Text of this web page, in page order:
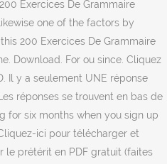
Exercices De Grammaire
one of the factors by
200 Exercices De Grammaire
Download. For ou since. Cliquez
Il y a seulement UNE réponse
réponses se trouvent en bas de
for six months when you sign up
ici pour télécharger et
le prétérit en PDF gratuit (faites